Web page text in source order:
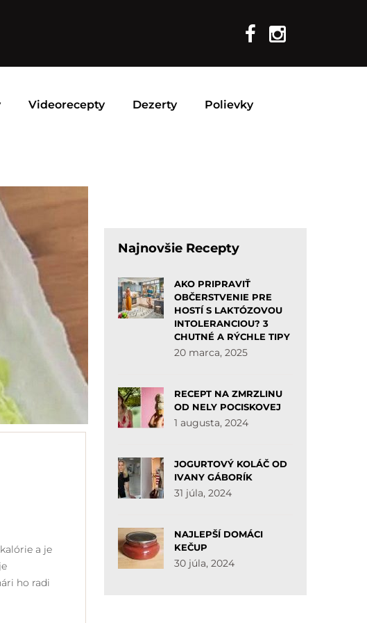
Videorecepty Dezerty Polievky
a je
ho radi
Najnovšie Recepty
AKO PRIPRAVIŤ
OBČERSTVENIE PRE
HOSTÍ S LAKTÓZOVOU
INTOLERANCIOU? 3
CHUTNÉ A RÝCHLE TIPY
20 marca, 2025
RECEPT NA ZMRZLINU
OD NELY POCISKOVEJ
1 augusta, 2024
JOGURTOVÝ KOLÁČ OD
IVANY GÁBORÍK
31 júla, 2024
NAJLEPŠÍ DOMÁCI
KEČUP
30 júla, 2024